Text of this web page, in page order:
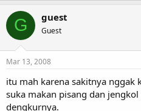
G guest
Guest
Mar 13, 2008
itu mah karena sakitnya nggak
suka makan pisang dan
dengkurnya.